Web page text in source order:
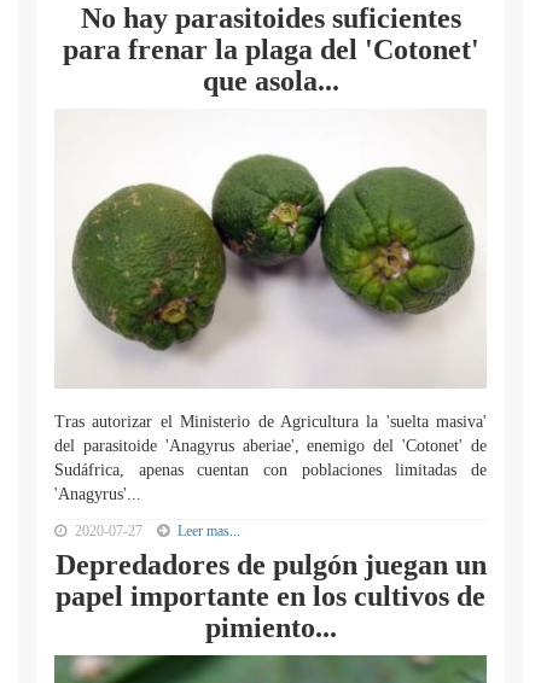
No hay parasitoides suficientes
para frenar la plaga del 'Cotonet'
que asola...
Tras autorizar el Ministerio de Agricultura la 'suelta masiva'
del parasitoide 'Anagyrus aberiae', enemigo del 'Cotonet' de
Sudáfrica, apenas cuentan con poblaciones limitadas de
'Anagyrus'...
2020-07-27 Leer mas...
Depredadores de pulgón juegan un
papel importante en los cultivos de
pimiento...